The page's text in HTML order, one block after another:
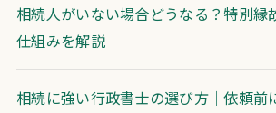
相続人がいない場合どうなる？特別縁
仕組みを解説
相続に強い行政書士の選び方｜依頼前